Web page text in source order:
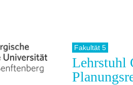
Studium
Studienangebot
Fakultät 5
Lehrstuhl